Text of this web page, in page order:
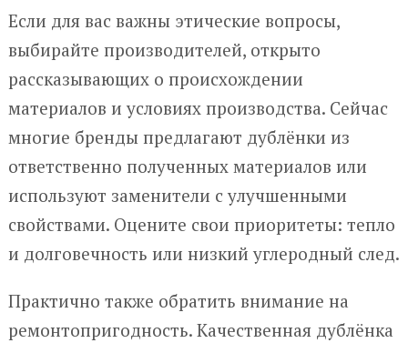
Если для вас важны этические вопросы,
выбирайте производителей, открыто
рассказывающих о происхождении
материалов и условиях производства. Сейчас
многие бренды предлагают дублёнки из
ответственно полученных материалов или
используют заменители с улучшенными
свойствами. Оцените свои приоритеты: тепло
и долговечность или низкий углеродный след.
Практично также обратить внимание на
ремонтопригодность. Качественная дублёнка